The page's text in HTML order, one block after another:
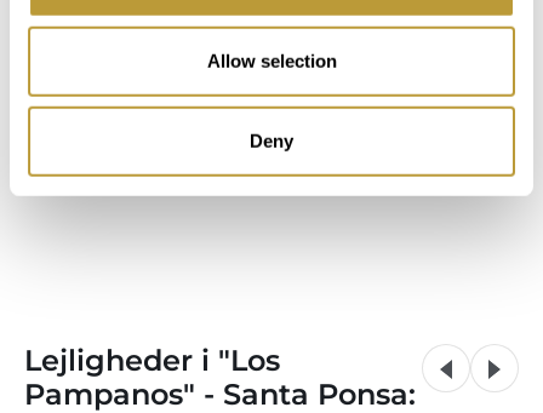
Allow selection
Deny
Lejligheder i "Los
Pampanos" - Santa Ponsa: